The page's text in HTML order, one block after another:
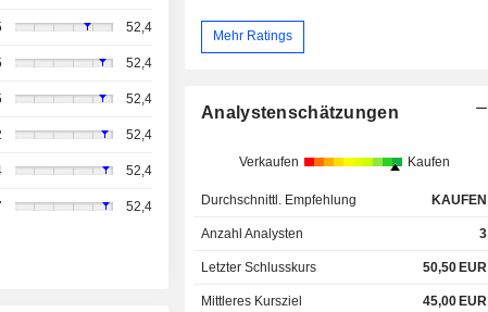
52,4
52,4
52,4
52,4
52,4
52,4
Mehr Ratings
Analystenschätzungen
Verkaufen Kaufen
Durchschnittl. Empfehlung KAUFEN
Anzahl Analysten 3
Letzter Schlusskurs 50,50 EUR
Mittleres Kursziel 45,00 EUR